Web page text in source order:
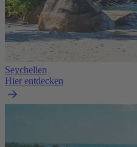
Seychellen
Hier entdecken